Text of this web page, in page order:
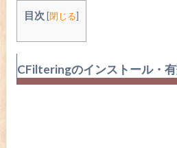
目次 [閉じる]
CFilteringのインストール・